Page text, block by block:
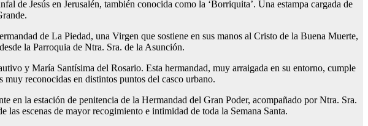
de Jesús en Jerusalén, también conocida como la ‘Borriquita’. Una estampa cargada de
de La Piedad, una Virgen que sostiene en sus manos al Cristo de la Buena Muerte,
la Parroquia de Ntra. Sra. de la Asunción.
y María Santísima del Rosario. Esta hermandad, muy arraigada en su entorno, cumple
reconocidas en distintos puntos del casco urbano.
en la estación de penitencia de la Hermandad del Gran Poder, acompañado por Ntra. Sra.
escenas de mayor recogimiento e intimidad de toda la Semana Santa.